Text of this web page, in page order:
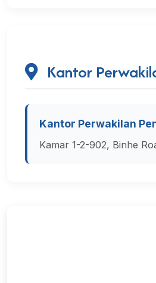
Kantor
Kantor Perwakilan
Kamar 1-2-902, Binhe